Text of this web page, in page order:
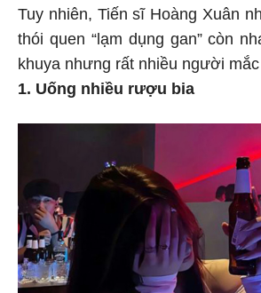
Tuy nhiên, Tiến sĩ Hoàng Xuân
thói quen “lạm dụng gan” còn
khuya nhưng rất nhiều người
1. Uống nhiều rượu bia